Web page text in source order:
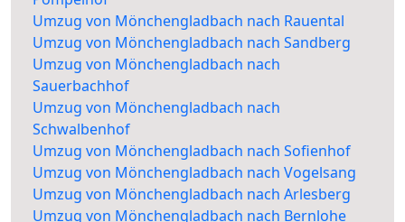
Umzug von Mönchengladbach nach Rauental
Umzug von Mönchengladbach nach Sandberg
Umzug von Mönchengladbach nach
Sauerbachhof
Umzug von Mönchengladbach nach
Schwalbenhof
Umzug von Mönchengladbach nach Sofienhof
Umzug von Mönchengladbach nach Vogelsang
Umzug von Mönchengladbach nach Arlesberg
Umzug von Mönchengladbach nach Bernlohe